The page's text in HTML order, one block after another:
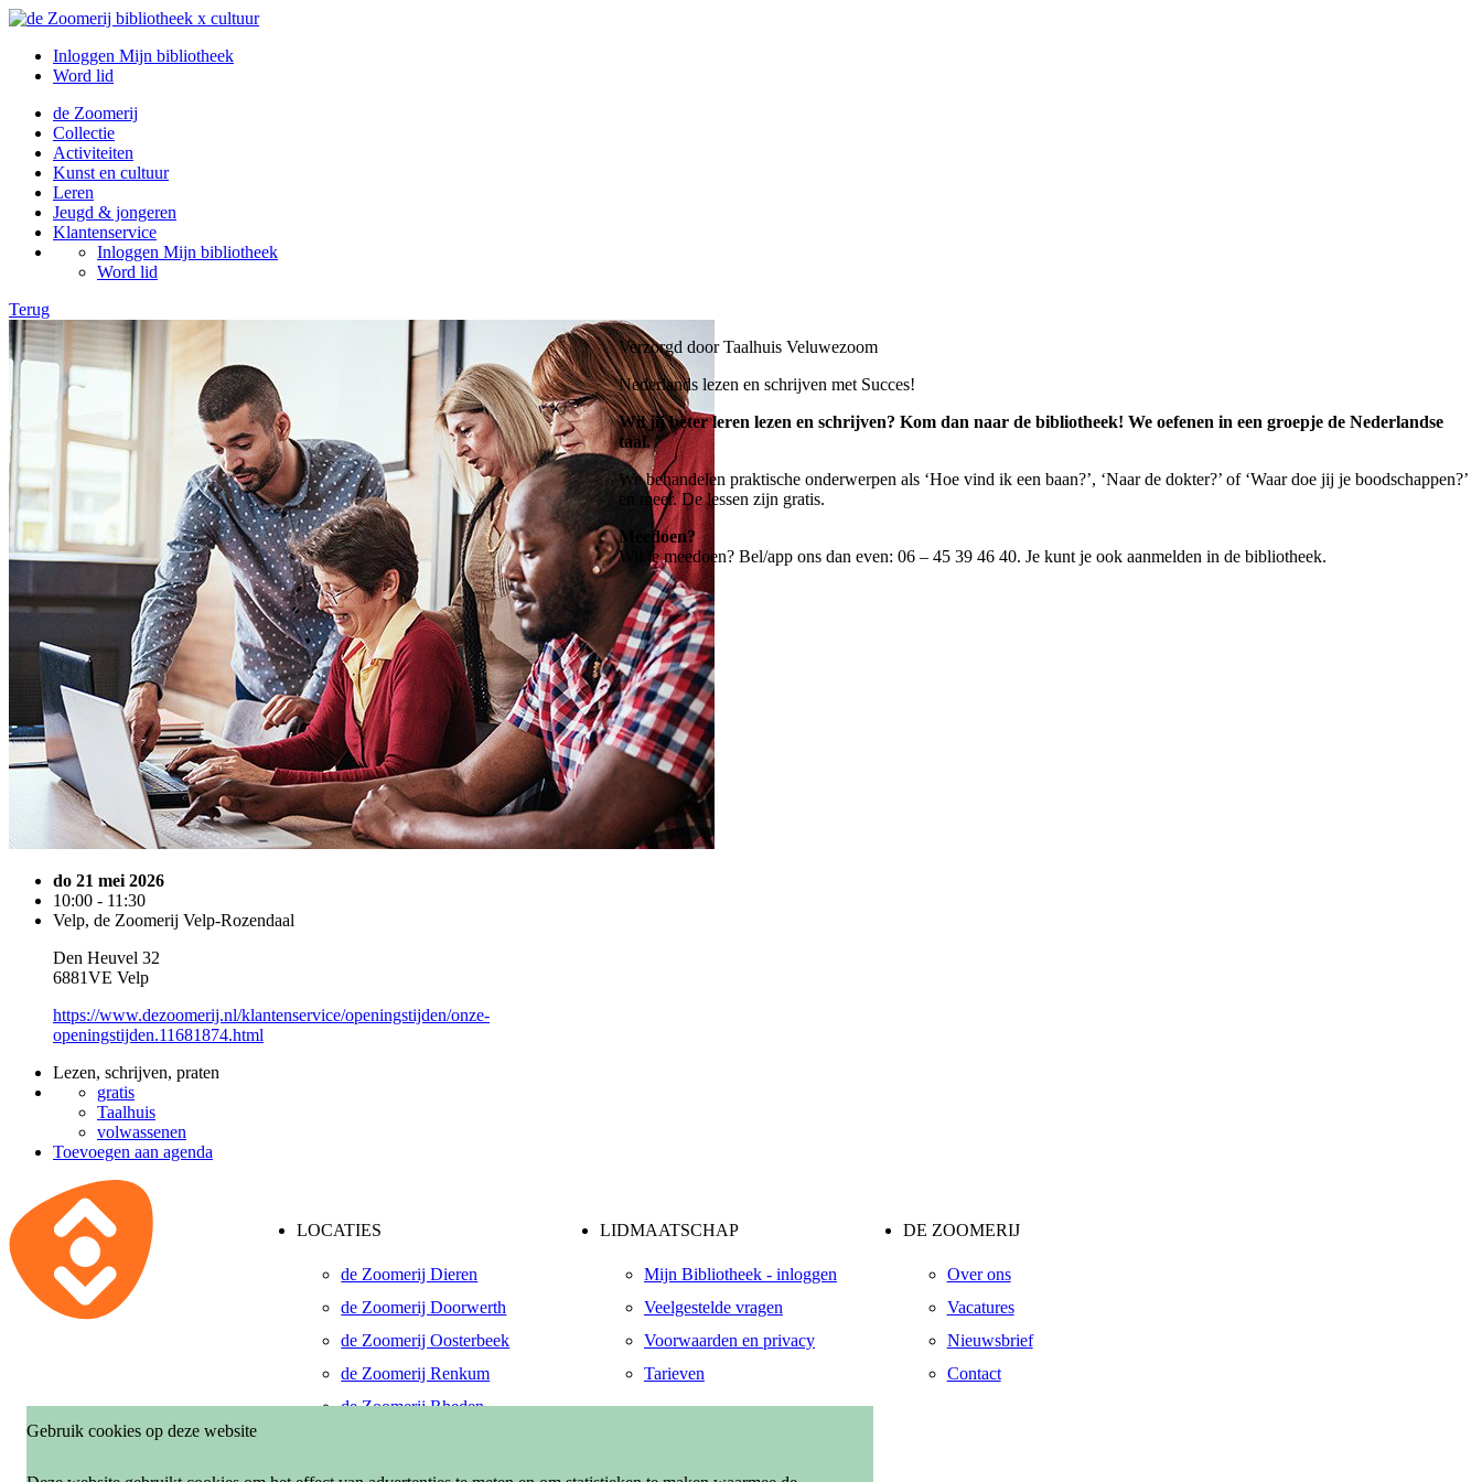
Gebruik cookies op deze website
Inloggen Mijn bibliotheek
Word lid
de Zoomerij
Collectie
Activiteiten
Kunst en cultuur
Leren
Jeugd & jongeren
Klantenservice
Inloggen Mijn bibliotheek
Word lid
Terug
do 21 mei 2026
10:00 - 11:30
Velp, de Zoomerij Velp-Rozendaal
Den Heuvel 32
6881VE Velp
https://www.dezoomerij.nl/klantenservice/openingstijden/onze-
openingstijden.11681874.html
Lezen, schrijven, praten
gratis
Taalhuis
volwassenen
Toevoegen aan agenda
Verzorgd door Taalhuis Veluwezoom
Nederlands lezen en schrijven met Succes!
Wil jij beter leren lezen en schrijven? Kom dan naar de bibliotheek! We oefenen in een groepje de Nederlandse
taal.
We behandelen praktische onderwerpen als ‘Hoe vind ik een baan?’, ‘Naar de dokter?’ of ‘Waar doe jij je boodschappen?’
en meer. De lessen zijn gratis.
Meedoen?
Wil je meedoen? Bel/app ons dan even: 06 – 45 39 46 40. Je kunt je ook aanmelden in de bibliotheek.
LOCATIES
de Zoomerij Dieren
de Zoomerij Doorwerth
de Zoomerij Oosterbeek
de Zoomerij Renkum
de Zoomerij Rheden
de Zoomerij Velp-Rozendaal
LIDMAATSCHAP
Mijn Bibliotheek - inloggen
Veelgestelde vragen
Voorwaarden en privacy
Tarieven
DE ZOOMERIJ
Over ons
Vacatures
Nieuwsbrief
Contact